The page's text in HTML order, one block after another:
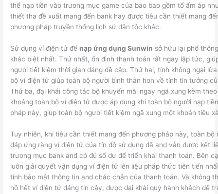
thể nạp tiền vào trương mục game của bao bao gồm tổ ấm áp
thiết tha đề xuất mang đến bank hay được tiêu cần thiết mang
phương pháp truyền thống lịch sử dân tộc khác.
Sử dụng ví điện tử để nạp ứng dụng Sunwin sở hữu lại phổ
khác biệt nhất. Thứ nhất, ổn định thanh toán rất ngay lập tức,
người tiết kiệm thời gian đáng đề cập. Thứ hai, tính không ngại
bộ ví điện tử giúp toàn bộ người bình thản hơn về tính tin tưởng
Thứ ba, đại khái công tác bộ khuyến mãi ngay ngã xung kèm
khoảng toàn bộ ví điện tử được áp dụng khi toàn bộ người nạp
pháp này, giúp toàn bộ người tiết kiệm ngã xung một khoản tiêu
Tuy nhiên, khi tiêu cần thiết mang đến phương pháp này, toàn bộ
đáp ứng rằng ví điện tử của tín đồ sử dụng đã and vẫn được kết
trương mục bank and có đủ số dư để triển khai thanh toán. Bên
luôn giải quyết vận dụng ví điện tử lên liệu pháp thức tiên tiến
tính bảo mật thông tin and chắc chắn của thanh toán. Và không
hồ hết ví điện tử đáng tin cậy, được đại khái quý hành khách để